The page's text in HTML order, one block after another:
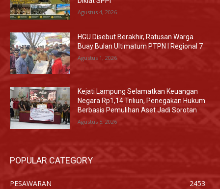
Agustus 4, 2026
HGU Disebut Berakhir, Ratusan Warga
Buay Bulan Ultimatum PTPN I Regional 7
Agustus 1, 2026
Kejati Lampung Selamatkan Keuangan
Negara Rp1,14 Triliun, Penegakan Hukum
Berbasis Pemulihan Aset Jadi Sorotan
Agustus 5, 2026
POPULAR CATEGORY
PESAWARAN
2453